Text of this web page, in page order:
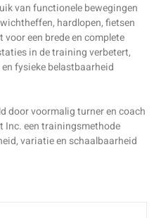
van functionele bewegingen
hardlopen, fietsen
een brede en complete
in de training verbetert,
fysieke belastbaarheid
door voormalig turner en coach
Inc. een trainingsmethode
variatie en schaalbaarheid